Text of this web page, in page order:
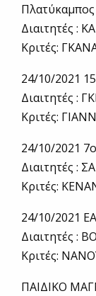
Πλατύκαμπος
Διαιτητές :
Κριτές:
24/10/2021
Διαιτητές :
Κριτές:
24/10/2021
Διαιτητές :
Κριτές:
24/10/2021
Διαιτητές :
Κριτές:
ΠΑΙΔΙΚΟ